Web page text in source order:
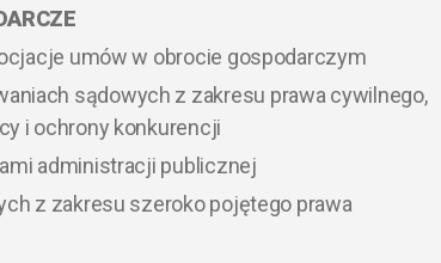
umów w obrocie gospodarczym
sądowych z zakresu prawa cywilnego,
i ochrony konkurencji
administracji publicznej
z zakresu szeroko pojętego prawa